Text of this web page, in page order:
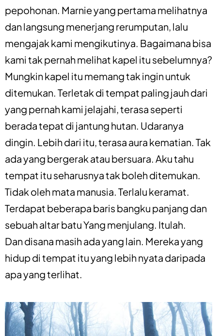
pepohonan. Marnie yang pertama melihatnya
dan langsung menerjang rerumputan, lalu
mengajak kami mengikutinya. Bagaimana bisa
kami tak pernah melihat kapel itu sebelumnya?
Mungkin kapel itu memang tak ingin untuk
ditemukan. Terletak di tempat paling jauh dari
yang pernah kami jelajahi, terasa seperti
berada tepat di jantung hutan. Udaranya
dingin. Lebih dari itu, terasa aura kematian. Tak
ada yang bergerak atau bersuara. Aku tahu
tempat itu seharusnya tak boleh ditemukan.
Tidak oleh mata manusia. Terlalu keramat.
Terdapat beberapa baris bangku panjang dan
sebuah altar batu Yang menjulang. Itulah.
Dan disana masih ada yang lain. Mereka yang
hidup di tempat itu yang lebih nyata daripada
apa yang terlihat.